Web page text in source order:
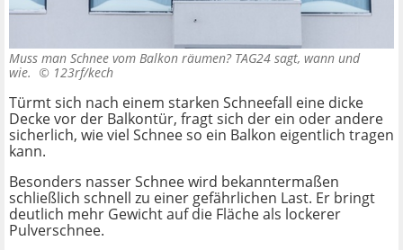
Muss man Schnee vom Balkon räumen? TAG24 sagt, wann und
wie. © 123rf/kech
Türmt sich nach einem starken Schneefall eine dicke
Decke vor der Balkontür, fragt sich der ein oder andere
sicherlich, wie viel Schnee so ein Balkon eigentlich tragen
kann.
Besonders nasser Schnee wird bekanntermaßen
schließlich schnell zu einer gefährlichen Last. Er bringt
deutlich mehr Gewicht auf die Fläche als lockerer
Pulverschnee.